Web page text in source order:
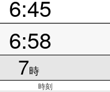
6:45
6:58
7時
時刻